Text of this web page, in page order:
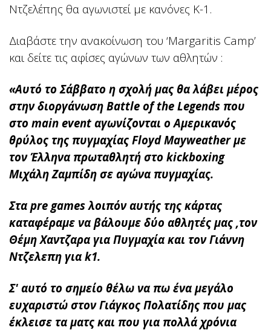
Ντζελέπης θα αγωνιστεί με κανόνες Κ-1.
Διαβάστε την ανακοίνωση του ‘Margaritis Camp’
και δείτε τις αφίσες αγώνων των αθλητών :
«Αυτό το Σάββατο η σχολή μας θα λάβει μέρος
στην διοργάνωση Battle of the Legends που
στο main event αγωνίζονται ο Αμερικανός
θρύλος της πυγμαχίας Floyd Mayweather με
τον Έλληνα πρωταθλητή στο kickboxing
Μιχάλη Ζαμπίδη σε αγώνα πυγμαχίας.
Στα pre games λοιπόν αυτής της κάρτας
καταφέραμε να βάλουμε δύο αθλητές μας ,τον
Θέμη Χαντζαρα για Πυγμαχία και τον Γιάννη
Ντζελεπη για k1.
Σ' αυτό το σημείο θέλω να πω ένα μεγάλο
ευχαριστώ στον Γιάγκος Πολατίδης που μας
έκλεισε τα ματς και που για πολλά χρόνια